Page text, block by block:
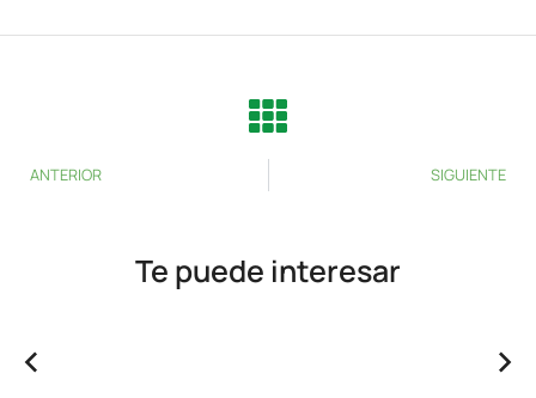
ANTERIOR SIGUIENTE
Te puede interesar